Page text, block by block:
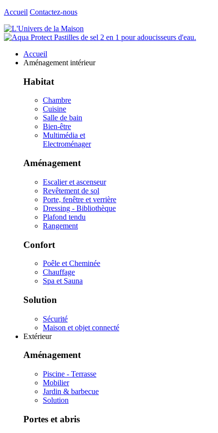
Accueil Contactez-nous
Accueil
Aménagement intérieur
Habitat
Chambre
Cuisine
Salle de bain
Bien-être
Multimédia et
Electroménager
Aménagement
Escalier et ascenseur
Revêtement de sol
Porte, fenêtre et verrière
Dressing - Bibliothèque
Plafond tendu
Rangement
Confort
Poêle et Cheminée
Chauffage
Spa et Sauna
Solution
Sécurité
Maison et objet connecté
Extérieur
Aménagement
Piscine - Terrasse
Mobilier
Jardin & barbecue
Solution
Portes et abris